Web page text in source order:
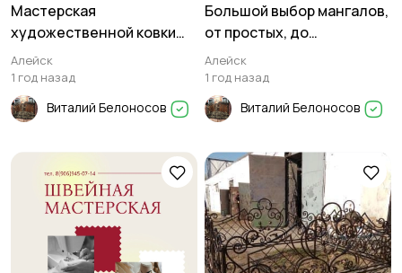
Мастерская
художественной ковки
ЗОДЧИЙ изготовит
Алейск
1 год назад
Виталий Белоносов
Большой выбор мангалов,
от простых, до
профессиональных
Алейск
1 год назад
Виталий Белоносов